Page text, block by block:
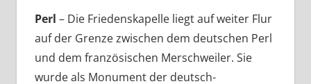
Perl – Die Friedenskapelle liegt auf weiter Flur
auf der Grenze zwischen dem deutschen Perl
und dem französischen Merschweiler. Sie
wurde als Monument der deutsch-